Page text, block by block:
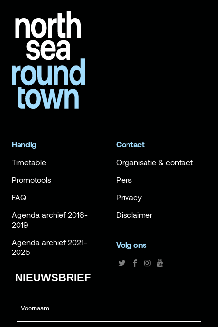
Handig
Timetable
Promotools
FAQ
Agenda archief 2016-
2019
Agenda archief 2021-
2025
Contact
Organisatie & contact
Pers
Privacy
Disclaimer
Volg ons